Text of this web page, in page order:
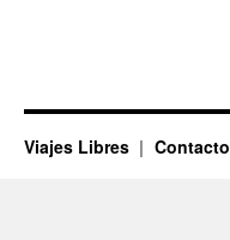
Viajes Libres Contacto